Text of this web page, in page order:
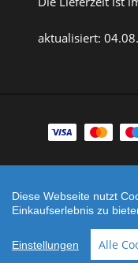
aktualisiert:
Zahlungsarten
Shop erstellt mit
VersaCommerce.
Diese Webseite nutzt
Einkaufserlebnis zu
Einstellungen Alle